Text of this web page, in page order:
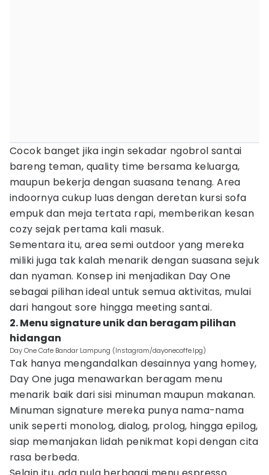
Cocok banget jika ingin sekadar ngobrol santai
bareng teman, quality time bersama keluarga,
maupun bekerja dengan suasana tenang. Area
indoornya cukup luas dengan deretan kursi sofa
empuk dan meja tertata rapi, memberikan kesan
cozy sejak pertama kali masuk.
Sementara itu, area semi outdoor yang mereka
miliki juga tak kalah menarik dengan suasana sejuk
dan nyaman. Konsep ini menjadikan Day One
sebagai pilihan ideal untuk semua aktivitas, mulai
dari hangout sore hingga meeting santai.
2. Menu signature unik dan beragam pilihan
hidangan
Day One Cafe Bandar Lampung (Instagram/dayonecoffe.lpg)
Tak hanya mengandalkan desainnya yang homey,
Day One juga menawarkan beragam menu
menarik baik dari sisi minuman maupun makanan.
Minuman signature mereka punya nama-nama
unik seperti monolog, dialog, prolog, hingga epilog,
siap memanjakan lidah penikmat kopi dengan cita
rasa berbeda.